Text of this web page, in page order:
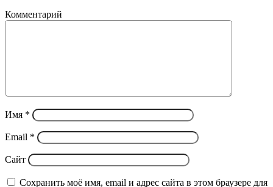
Комментарий
Имя *
Email *
Сайт
Сохранить моё имя, email и адрес сайта в этом браузере для